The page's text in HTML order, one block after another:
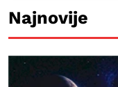
Najnovije